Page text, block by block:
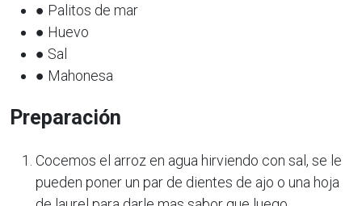
● Palitos de mar
● Huevo
● Sal
● Mahonesa
Preparación
Cocemos el arroz en agua hirviendo con sal, se le
pueden poner un par de dientes de ajo o una hoja